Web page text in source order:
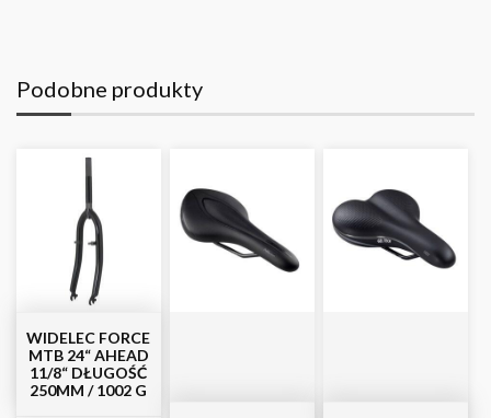
Podobne produkty
WIDELEC FORCE
MTB 24“ AHEAD
11/8“ DŁUGOŚĆ
250MM / 1002 G